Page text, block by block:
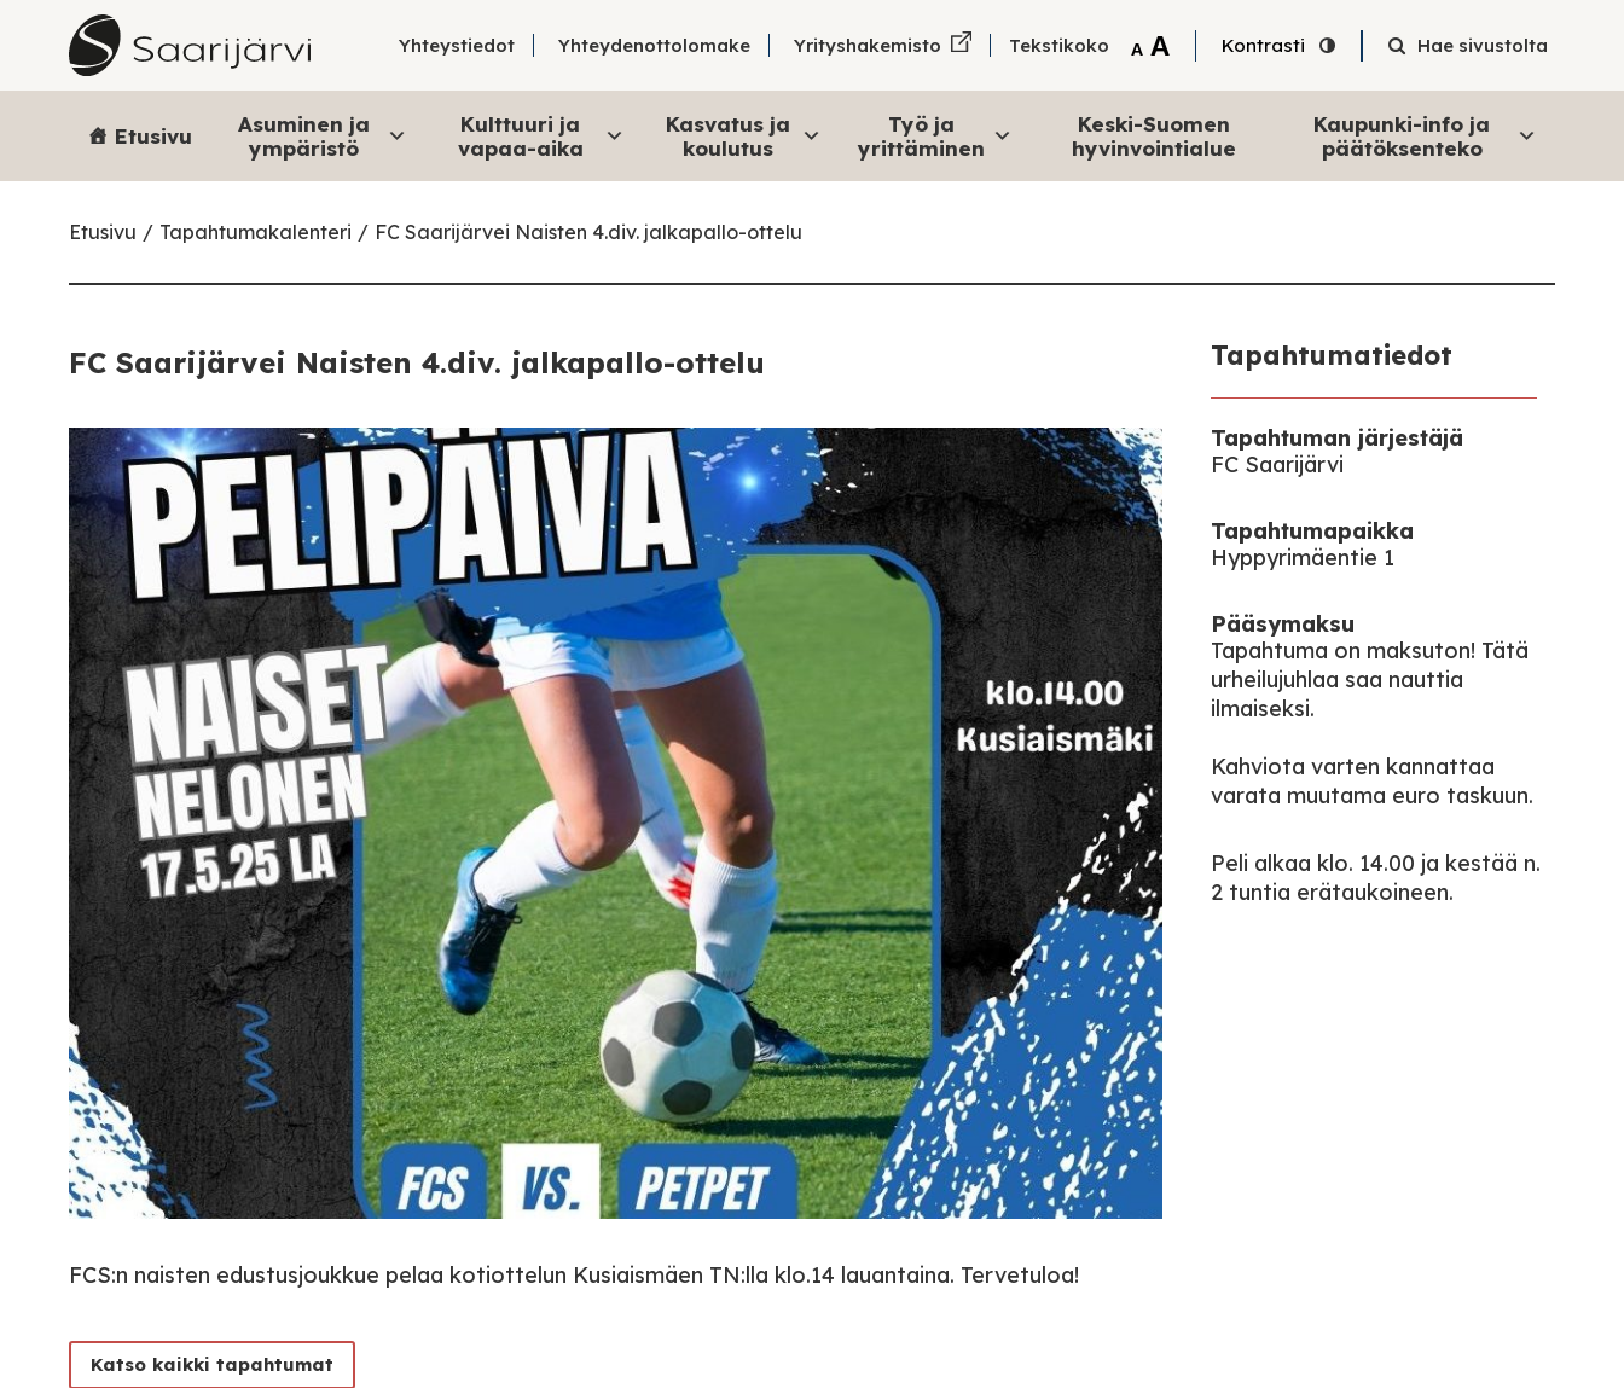
Skip to content
Yhteystiedot Yhteydenottolomake Yrityshakemisto Tekstikoko A Tekstin pienentäminen
A Tekstin suurentaminen
Kontrasti Hae sivustolta
Etusivu
Asuminen ja
ympäristö
Kulttuuri ja
vapaa-aika
Kasvatus ja
koulutus
Työ ja
yrittäminen
Keski-Suomen
hyvinvointialue
Kaupunki-info ja
päätöksenteko
Etusivu Tapahtumakalenteri FC Saarijärvei Naisten 4.div. jalkapallo-ottelu
FC Saarijärvei Naisten 4.div. jalkapallo-ottelu
FCS:n naisten edustusjoukkue pelaa kotiottelun Kusiaismäen TN:lla klo.14 lauantaina. Tervetuloa!
Tapahtumatiedot
Tapahtuman järjestäjä
FC Saarijärvi
Tapahtumapaikka
Hyppyrimäentie 1
Pääsymaksu
Tapahtuma on maksuton! Tätä
urheilujuhlaa saa nauttia
ilmaiseksi.
Kahviota varten kannattaa
varata muutama euro taskuun.
Peli alkaa klo. 14.00 ja kestää n.
2 tuntia erätaukoineen.
Katso kaikki tapahtumat